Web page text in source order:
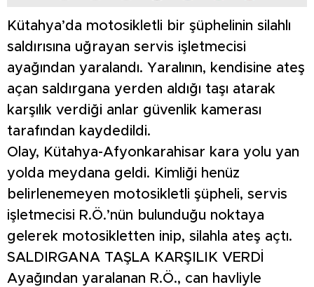
Kütahya’da motosikletli bir şüphelinin silahlı
saldırısına uğrayan servis işletmecisi
ayağından yaralandı. Yaralının, kendisine ateş
açan saldırgana yerden aldığı taşı atarak
karşılık verdiği anlar güvenlik kamerası
tarafından kaydedildi.
Olay, Kütahya-Afyonkarahisar kara yolu yan
yolda meydana geldi. Kimliği henüz
belirlenemeyen motosikletli şüpheli, servis
işletmecisi R.Ö.’nün bulunduğu noktaya
gelerek motosikletten inip, silahla ateş açtı.
SALDIRGANA TAŞLA KARŞILIK VERDİ
Ayağından yaralanan R.Ö., can havliyle